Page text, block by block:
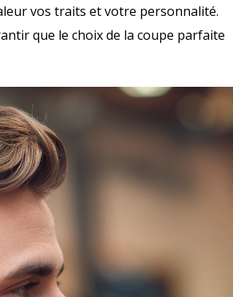
vos traits et votre personnalité.
que le choix de la coupe parfaite